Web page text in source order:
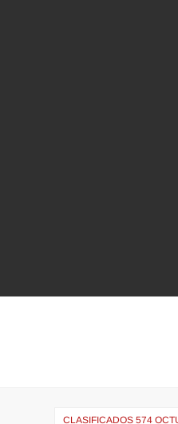
CLASIFICADOS 574